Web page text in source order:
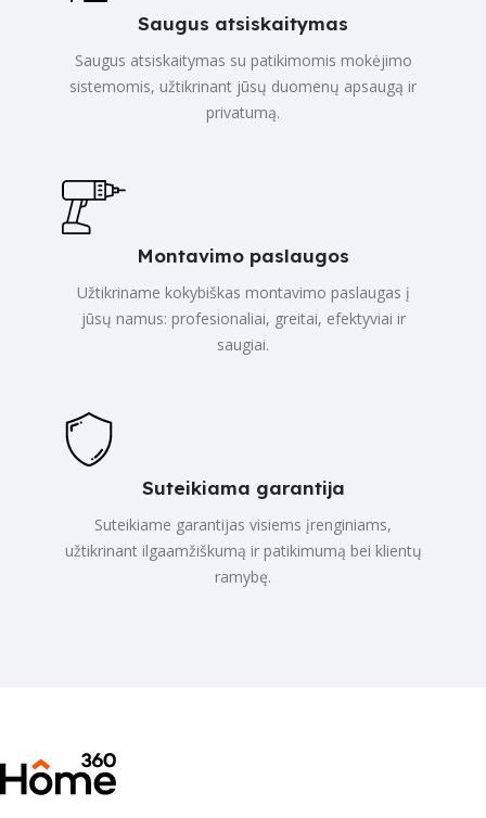
Saugus atsiskaitymas
Saugus atsiskaitymas su patikimomis mokėjimo
sistemomis, užtikrinant jūsų duomenų apsaugą ir
privatumą.
Montavimo paslaugos
Užtikriname kokybiškas montavimo paslaugas į
jūsų namus: profesionaliai, greitai, efektyviai ir
saugiai.
Suteikiama garantija
Suteikiame garantijas visiems įrenginiams,
užtikrinant ilgaamžiškumą ir patikimumą bei klientų
ramybę.